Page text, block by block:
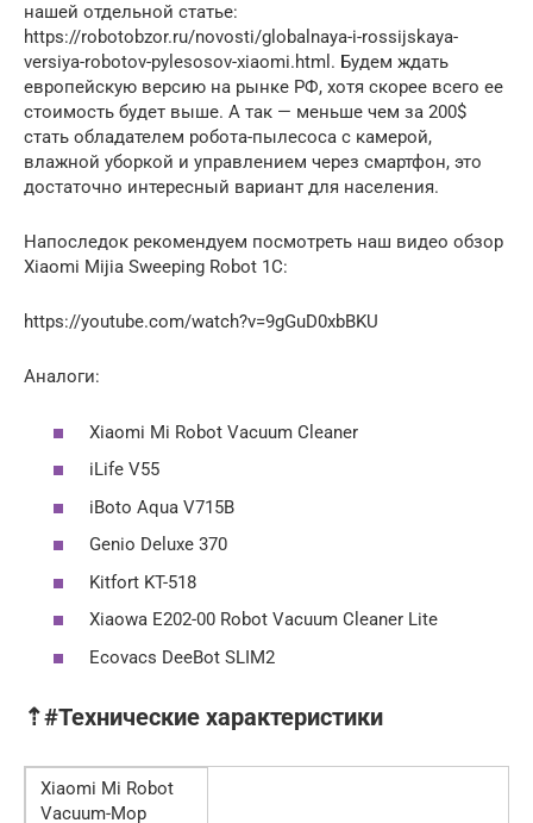
нашей отдельной статье:
https://robotobzor.ru/novosti/globalnaya-i-rossijskaya-
versiya-robotov-pylesosov-xiaomi.html. Будем ждать
европейскую версию на рынке РФ, хотя скорее всего ее
стоимость будет выше. А так — меньше чем за 200$
стать обладателем робота-пылесоса с камерой,
влажной уборкой и управлением через смартфон, это
достаточно интересный вариант для населения.
Напоследок рекомендуем посмотреть наш видео обзор
Xiaomi Mijia Sweeping Robot 1C:
https://youtube.com/watch?v=9gGuD0xbBKU
Аналоги:
Xiaomi Mi Robot Vacuum Cleaner
iLife V55
iBoto Aqua V715B
Genio Deluxe 370
Kitfort KT-518
Xiaowa E202-00 Robot Vacuum Cleaner Lite
Ecovacs DeeBot SLIM2
⇡#Технические характеристики
Xiaomi Mi Robot
Vacuum-Mop